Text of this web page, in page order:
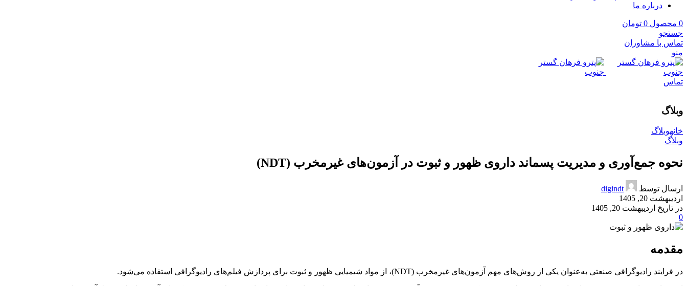
درباره ما
0 محصول 0 تومان
جستجو
تماس با مشاوران
منو
تماس
وبلاگ
خانهوبلاگ
وبلاگ
نحوه جمع‌آوری و مدیریت پسماند داروی ظهور و ثبوت در آزمون‌های غیرمخرب (NDT)
ارسال توسط
digindt
اردیبهشت 20, 1405
در تاریخ اردیبهشت 20, 1405
0
مقدمه
در فرایند رادیوگرافی صنعتی به‌عنوان یکی از روش‌های مهم آزمون‌های غیرمخرب (NDT)، از مواد شیمیایی ظهور و ثبوت برای پردازش فیلم‌های رادیوگرافی استفاده می‌شود.